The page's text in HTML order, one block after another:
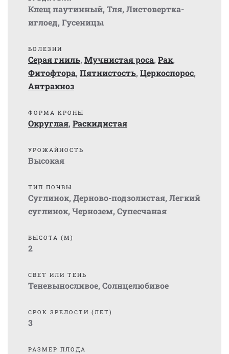
Клещ паутинный, Тля, Листовертка-
иглоед, Гусеницы
БОЛЕЗНИ
Серая гниль, Мучнистая роса, Рак,
Фитофтора, Пятнистость, Церкоспорос,
Антракноз
ФОРМА КРОНЫ
Округлая, Раскидистая
УРОЖАЙНОСТЬ
Высокая
ТИП ПОЧВЫ
Суглинок, Дерново-подзолистая, Легкий
суглинок, Чернозем, Супесчаная
ВЫСОТА (М)
2
СВЕТ ИЛИ ТЕНЬ
Теневыносливое, Солнцелюбивое
СРОК ЗРЕЛОСТИ (ЛЕТ)
3
РАЗМЕР ПЛОДА